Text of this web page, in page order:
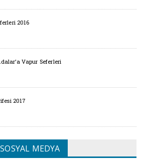
2016
Vapur Seferleri
2017
MEDYA